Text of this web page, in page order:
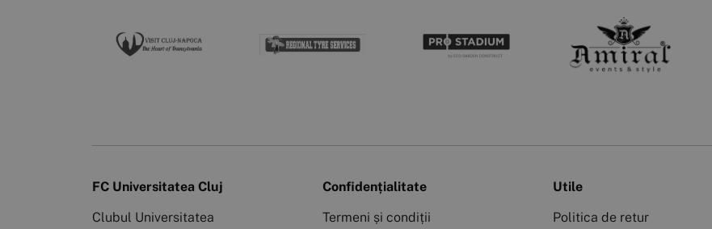
FC Universitatea Cluj
Clubul Universitatea
Confidențialitate
Termeni și condiții
Utile
Politica de retur